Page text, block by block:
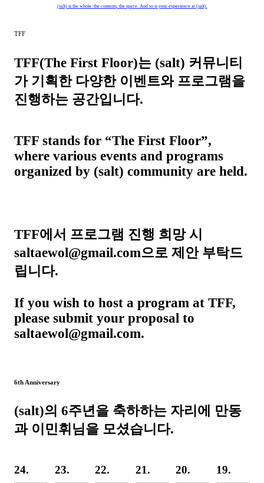
(salt) is the whole: the contents, the space. And so is your experience at (salt).
TFF
TFF(The First Floor)는 (salt) 커뮤니티
가 기획한 다양한 이벤트와 프로그램을
진행하는 공간입니다.
TFF stands for “The First Floor”,
where various events and programs
organized by (salt) community are held.
TFF에서 프로그램 진행 희망 시
saltaewol@gmail.com으로 제안 부탁드
립니다.
If you wish to host a program at TFF,
please submit your proposal to
saltaewol@gmail.com.
6th Anniversary
(salt)의 6주년을 축하하는 자리에 만동
과 이민휘님을 모셨습니다.
24. 23. 22. 21. 20. 19.